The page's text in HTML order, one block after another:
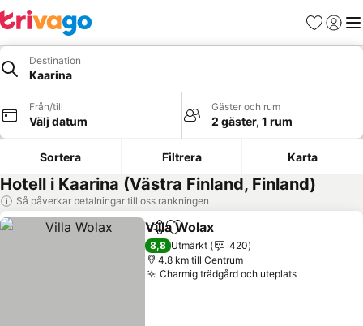
Favoriter
Logga
Destination
Kaarina
Från/till
Välj datum
Gäster och rum
2 gäster, 1 rum
Sortera Filtrera Karta
Hotell i Kaarina (Västra Finland, Finland)
Så påverkar betalningar till oss rankningen
Dela Lägg till i Mina Favoriter
Villa Wolax
8,8 Utmärkt
420
4.8 km till Centrum
Charmig trädgård och uteplatsSe priser